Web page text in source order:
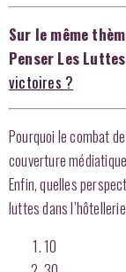
Sur le même
Penser Les
victoires ?
Pourquoi le combat
couverture
Enfin, quelles
luttes dans
10